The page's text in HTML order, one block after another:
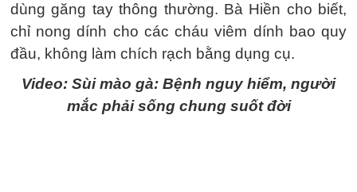
dùng găng tay thông thường. Bà Hiền cho biết,
chỉ nong dính cho các cháu viêm dính bao quy
đầu, không làm chích rạch bằng dụng cụ.
Video: Sùi mào gà: Bệnh nguy hiểm, người
mắc phải sống chung suốt đời